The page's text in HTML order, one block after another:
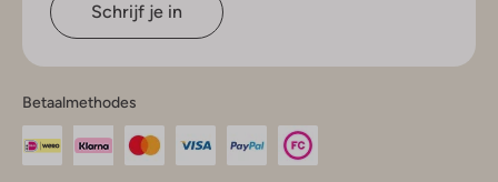
Schrijf je in
Betaalmethodes